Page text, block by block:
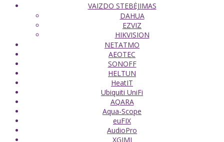
VAIZDO STEBĖJIMAS
DAHUA
EZVIZ
HIKVISION
NETATMO
AEOTEC
SONOFF
HELTUN
HeatIT
Ubiquiti UniFi
AQARA
Aqua-Scope
euFIX
AudioPro
XGIMI